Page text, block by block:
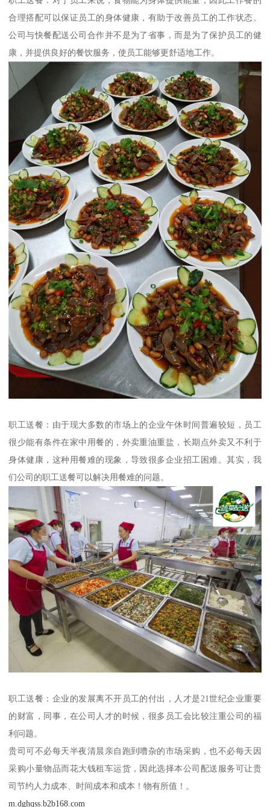
合理搭配可以保证员工的身体健康，有助于改善员工的工作状态。
公司与快餐配送公司合作并不是为了省事，而是为了保护员工的健
康，并提供良好的餐饮服务，使员工能够更舒适地工作。
职工送餐：由于现大多数的市场上的企业午休时间普遍较短，员工
很少能有条件在家中用餐的，外卖重油重盐，长期点外卖又不利于
身体健康，这种用餐难的现象，导致很多企业招工困难。其实，我
们公司的职工送餐可以解决用餐难的问题。
职工送餐：企业的发展离不开员工的付出，人才是21世纪企业重要
的财富，同事，在公司人才的时候，很多员工会比较注重公司的福
利问题。
贵司可不必每天半夜清晨亲自跑到嘈杂的市场采购，也不必每天因
采购小量物品而花大钱租车运货，因此选择本公司配送服务可让贵
司节约人力成本、时间成本和成本！物有所值！。
m.dghqss.b2b168.com